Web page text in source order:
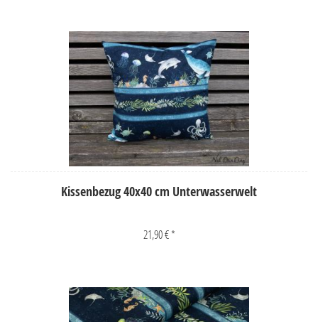
Kissenbezug 40x40 cm Unterwasserwelt
21,90 € *